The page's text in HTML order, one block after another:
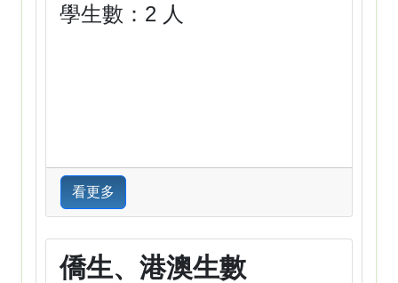
學生數：2 人
看更多
僑生、港澳生數